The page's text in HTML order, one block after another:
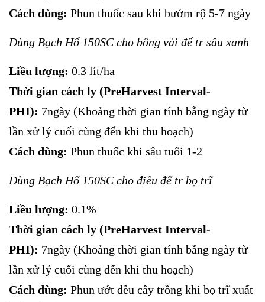
Cách dùng: Phun thuốc sau khi bướm rộ 5-7 ngày
Dùng Bạch Hổ 150SC cho bông vải để tr sâu xanh
Liều lượng: 0.3 lít/ha
Thời gian cách ly (PreHarvest Interval-
PHI): 7ngày (Khoảng thời gian tính bằng ngày từ
lần xử lý cuối cùng đến khi thu hoạch)
Cách dùng: Phun thuốc khi sâu tuổi 1-2
Dùng Bạch Hổ 150SC cho điều để tr bọ trĩ
Liều lượng: 0.1%
Thời gian cách ly (PreHarvest Interval-
PHI): 7ngày (Khoảng thời gian tính bằng ngày từ
lần xử lý cuối cùng đến khi thu hoạch)
Cách dùng: Phun ướt đều cây trồng khi bọ trĩ xuất